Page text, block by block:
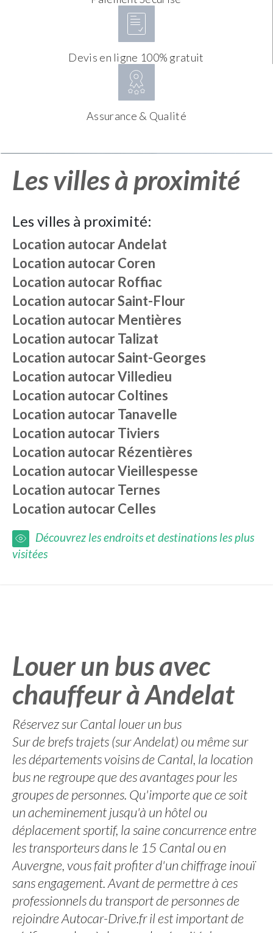
Devis en ligne 100% gratuit
Assurance & Qualité
Les villes à proximité
Les villes à proximité:
Location autocarAndelat
Location autocarCoren
Location autocar Roffiac
Location autocarSaint-Flour
Location autocar Mentières
Location autocarTalizat
Location autocarSaint-Georges
Location autocarVilledieu
Location autocarColtines
Location autocarTanavelle
Location autocarTiviers
Location autocar Rézentières
Location autocarVieillespesse
Location autocarTernes
Location autocarCelles
Découvrez les endroits et destinations les plus
visitées
Louer un bus avec
chauffeur à Andelat
Réservez sur Cantal louer un bus
Sur de brefs trajets (sur Andelat) ou même sur
les départements voisins de Cantal, la location
bus ne regroupe que des avantages pour les
groupes de personnes. Qu'importe que ce soit
un acheminement jusqu'à un hôtel ou
déplacement sportif, la saine concurrence entre
les transporteurs dans le 15 Cantal ou en
Auvergne, vous fait profiter d'un chiffrage inouï
sans engagement. Avant de permettre à ces
professionnels du transport de personnes de
rejoindre Autocar-Drive.fr il est important de